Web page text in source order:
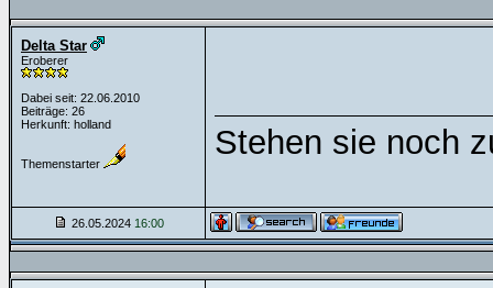
Delta Star
Eroberer
Dabei seit: 22.06.2010
Beiträge: 26
Herkunft: holland
Themenstarter
Stehen sie noch
26.05.2024 16:00